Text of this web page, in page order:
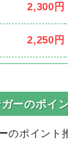
2,300円
2,250円